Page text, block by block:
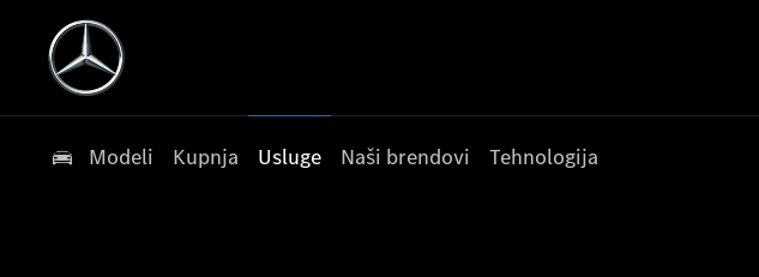
Modeli Kupnja Usluge Naši brendovi Tehnologija